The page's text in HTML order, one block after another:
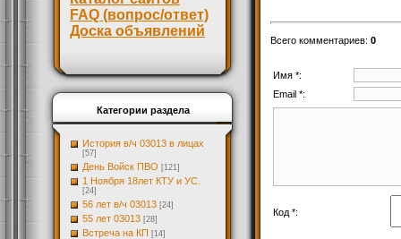
FAQ (вопрос/ответ)
Доска объявлений
Категории раздела
История в/ч 03013 в лицах
[57]
День Войск ПВО [121]
1 Ноября 18лет КТУ и УС.
[24]
56 лет в/ч 03013 [24]
55 лет 03013 [28]
Встреча на КП [14]
Всего комментариев: 0
Имя *:
Email *:
Код *: